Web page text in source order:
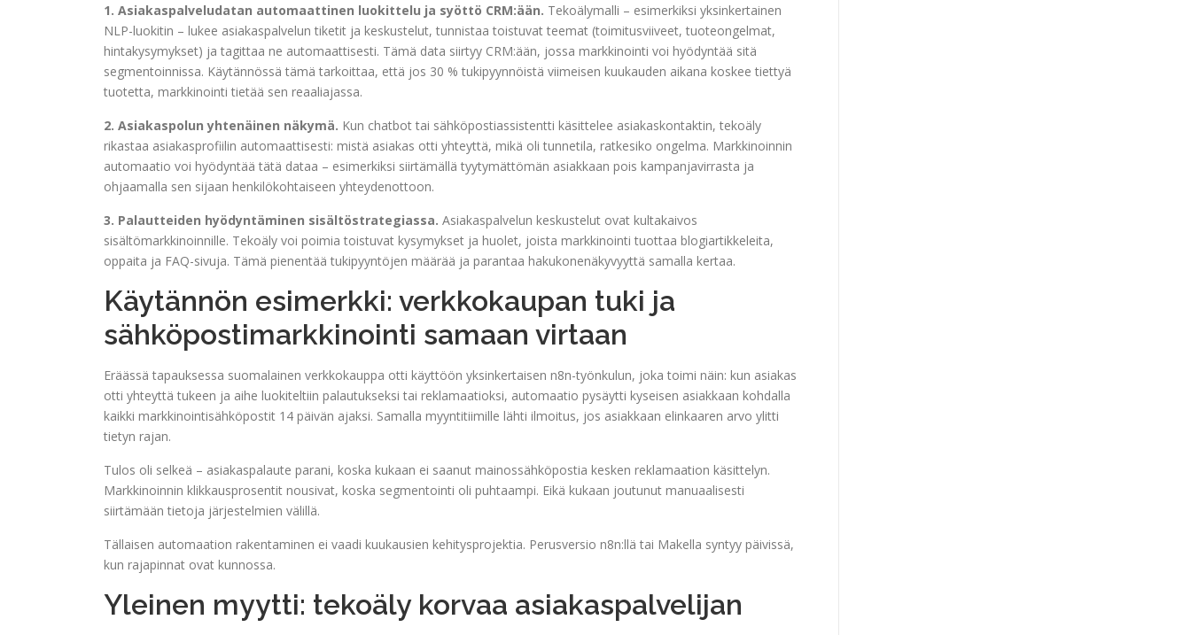
1. Asiakaspalveludatan automaattinen luokittelu ja syöttö CRM:ään. Tekoälymalli – esimerkiksi yksinkertainen
NLP-luokitin – lukee asiakaspalvelun tiketit ja keskustelut, tunnistaa toistuvat teemat (toimitusviiveet, tuoteongelmat,
hintakysymykset) ja tagittaa ne automaattisesti. Tämä data siirtyy CRM:ään, jossa markkinointi voi hyödyntää sitä
segmentoinnissa. Käytännössä tämä tarkoittaa, että jos 30 % tukipyynnöistä viimeisen kuukauden aikana koskee tiettyä
tuotetta, markkinointi tietää sen reaaliajassa.
2. Asiakaspolun yhtenäinen näkymä. Kun chatbot tai sähköpostiassistentti käsittelee asiakaskontaktin, tekoäly
rikastaa asiakasprofiilin automaattisesti: mistä asiakas otti yhteyttä, mikä oli tunnetila, ratkesiko ongelma. Markkinoinnin
automaatio voi hyödyntää tätä dataa – esimerkiksi siirtämällä tyytymättömän asiakkaan pois kampanjavirrasta ja
ohjaamalla sen sijaan henkilökohtaiseen yhteydenottoon.
3. Palautteiden hyödyntäminen sisältöstrategiassa. Asiakaspalvelun keskustelut ovat kultakaivos
sisältömarkkinoinnille. Tekoäly voi poimia toistuvat kysymykset ja huolet, joista markkinointi tuottaa blogiartikkeleita,
oppaita ja FAQ-sivuja. Tämä pienentää tukipyyntöjen määrää ja parantaa hakukonenäkyvyyttä samalla kertaa.
Käytännön esimerkki: verkkokaupan tuki ja
sähköpostimarkkinointi samaan virtaan
Eräässä tapauksessa suomalainen verkkokauppa otti käyttöön yksinkertaisen n8n-työnkulun, joka toimi näin: kun asiakas
otti yhteyttä tukeen ja aihe luokiteltiin palautukseksi tai reklamaatioksi, automaatio pysäytti kyseisen asiakkaan kohdalla
kaikki markkinointisähköpostit 14 päivän ajaksi. Samalla myyntitiimille lähti ilmoitus, jos asiakkaan elinkaaren arvo ylitti
tietyn rajan.
Tulos oli selkeä – asiakaspalaute parani, koska kukaan ei saanut mainossähköpostia kesken reklamaation käsittelyn.
Markkinoinnin klikkausprosentit nousivat, koska segmentointi oli puhtaampi. Eikä kukaan joutunut manuaalisesti
siirtämään tietoja järjestelmien välillä.
Tällaisen automaation rakentaminen ei vaadi kuukausien kehitysprojektia. Perusversio n8n:llä tai Makella syntyy päivissä,
kun rajapinnat ovat kunnossa.
Yleinen myytti: tekoäly korvaa asiakaspalvelijan